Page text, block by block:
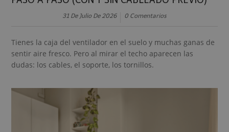
31 De Julio De 2026 0 Comentarios
Tienes la caja del ventilador en el suelo y muchas ganas de
sentir aire fresco. Pero al mirar el techo aparecen las
dudas: los cables, el soporte, los tornillos.